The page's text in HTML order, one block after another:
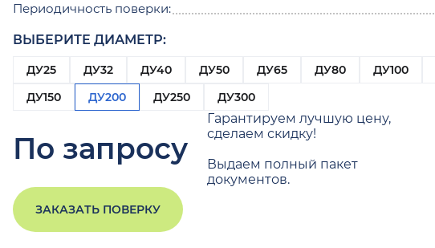
Периодичность поверки:
ВЫБЕРИТЕ ДИАМЕТР:
ДУ25 ДУ32 ДУ40 ДУ50 ДУ65 ДУ80 ДУ100
ДУ150
ДУ200 ДУ250 ДУ300
По запросу
Гарантируем лучшую цену,
сделаем скидку!
Выдаем полный пакет
документов.
ЗАКАЗАТЬ ПОВЕРКУ